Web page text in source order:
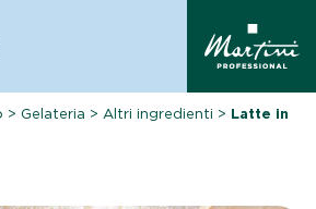
> Gelateria >Altri ingredienti > Latte in